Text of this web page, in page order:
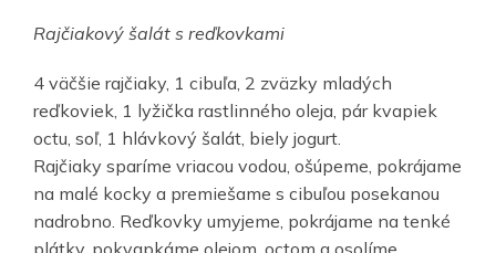
Rajčiakový šalát s reďkovkami
4 väčšie rajčiaky, 1 cibuľa, 2 zväzky mladých
reďkoviek, 1 lyžička rastlinného oleja, pár kvapiek
octu, soľ, 1 hlávkový šalát, biely jogurt.
Rajčiaky sparíme vriacou vodou, ošúpeme, pokrájame
na malé kocky a premiešame s cibuľou posekanou
nadrobno. Reďkovky umyjeme, pokrájame na tenké
plátky, pokvapkáme olejom, octom a osolíme.